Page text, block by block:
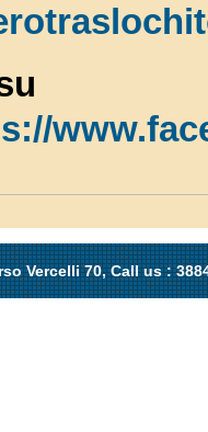
Vercelli 70, Call us :